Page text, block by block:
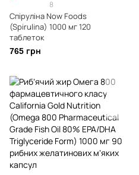
8
Спіруліна Now Foods
(Spirulina) 1000 мг 120
таблеток
765 грн